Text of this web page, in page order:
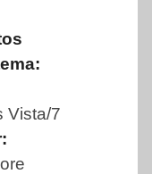
Vista/7